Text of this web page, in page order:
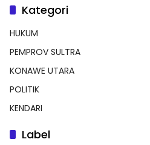
Kategori
HUKUM
PEMPROV SULTRA
KONAWE UTARA
POLITIK
KENDARI
Label